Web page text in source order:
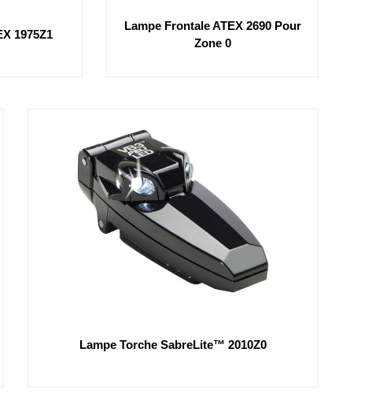
1975Z1
Lampe Frontale ATEX 2690 Pour
Zone 0
Lampe Torche SabreLite™ 2010Z0